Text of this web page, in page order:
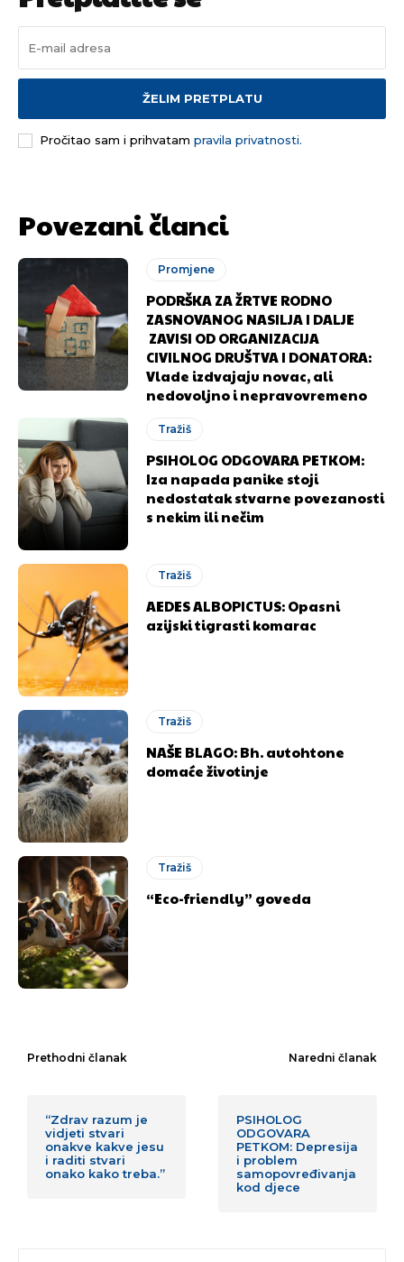
odlučili da pustite Vašu priču da živi, Redakcija
Objavi.ba
[wpuf_form id=”7463”]
odlučili da pustite Vašu priču da živi, Redakcija
Objavi.ba
[wpuf_form id=”7463”]
ŽELIM PRETPLATU
Pročitao sam i prihvatam pravila privatnosti.
Povezani članci
Promjene
PODRŠKA ZA ŽRTVE RODNO
ZASNOVANOG NASILJA I DALJE
ZAVISI OD ORGANIZACIJA
CIVILNOG DRUŠTVA I DONATORA:
Vlade izdvajaju novac, ali
nedovoljno i nepravovremeno
Tražiš
PSIHOLOG ODGOVARA PETKOM:
Iza napada panike stoji
nedostatak stvarne povezanosti
s nekim ili nečim
Tražiš
AEDES ALBOPICTUS: Opasni
azijski tigrasti komarac
Tražiš
NAŠE BLAGO: Bh. autohtone
domaće životinje
Tražiš
“Eco-friendly” goveda
Prethodni članak
“Zdrav razum je
vidjeti stvari
onakve kakve jesu
i raditi stvari
onako kako treba.”
Naredni članak
PSIHOLOG
ODGOVARA
PETKOM: Depresija
i problem
samopovređivanja
kod djece